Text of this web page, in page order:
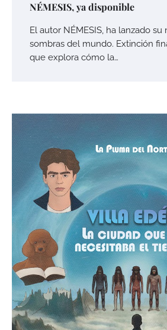
NÉMESIS, ya disponible
El autor NÉMESIS, ha lanzado su
sombras del mundo. Extinción
que explora cómo la…